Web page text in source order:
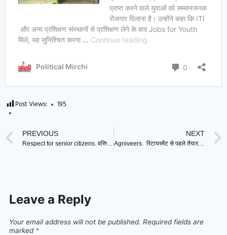
Post Views: 195
PREVIOUS
Respect for senior citizens. वरिष्ठ नागरिकों को एक लाख रुपए तक का पुरस्कार देगी हरियाणा सरकार !
NEXT
Agniveers. रिटायरमेंट से पहले तैयार हुई अग्निवीरों को सरकारी नौकरी देने की योजना !
Leave a Reply
Your email address will not be published. Required fields are
marked *